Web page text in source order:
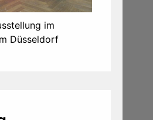
im
Düsseldorf